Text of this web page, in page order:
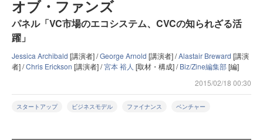
オブ・ファンズ
パネル「VC市場のエコシステム、CVCの知られざる活
躍」
Jessica Archibald [講演者] /George Arnold [講演者] /Alastair Breward [講演
者] /Chris Erickson [講演者] /宮本 裕人 [取材・構成] /Biz/Zine編集部[編]
2015/02/18 00:30
スタートアップ ビジネスモデル ファイナンス ベンチャー